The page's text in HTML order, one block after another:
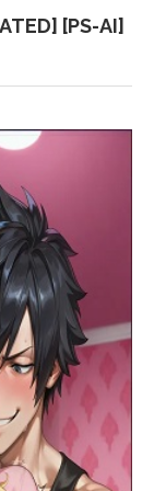
[PS-AI]